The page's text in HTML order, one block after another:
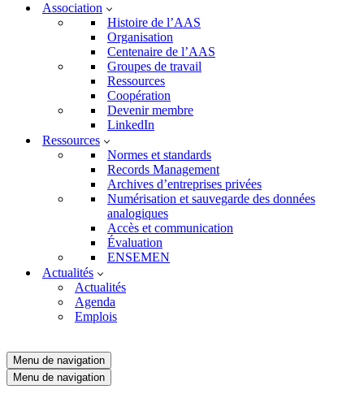
Association
Histoire de l’AAS
Organisation
Centenaire de l’AAS
Groupes de travail
Ressources
Coopération
Devenir membre
LinkedIn
Ressources
Normes et standards
Records Management
Archives d’entreprises privées
Numérisation et sauvegarde des données
analogiques
Accès et communication
Évaluation
ENSEMEN
Actualités
Actualités
Agenda
Emplois
Menu de navigation
Menu de navigation